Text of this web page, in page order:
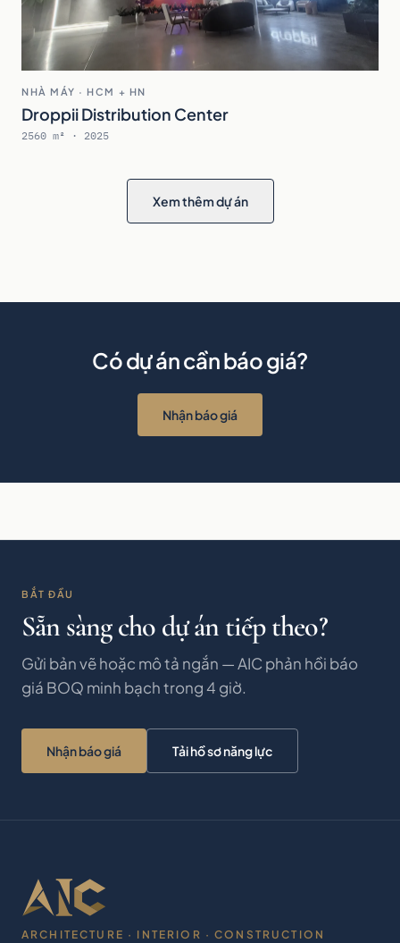
NHÀ MÁY · HCM + HN
Droppii Distribution Center
2560 m² · 2025
Xem thêm dự án
Có dự án cần báo giá?
Nhận báo giá
BẮT ĐẦU
Sẵn sàng cho dự án tiếp theo?
Gửi bản vẽ hoặc mô tả ngắn — AIC phản hồi báo
giá BOQ minh bạch trong 4 giờ.
Nhận báo giá Tải hồ sơ năng lực
ARCHITECTURE · INTERIOR · CONSTRUCTION